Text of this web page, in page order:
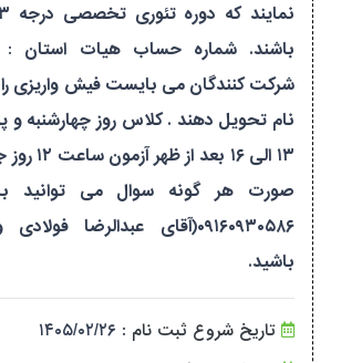
شرکت کنندگان می بایست فیش واریزی
نام تحویل دهند . کلاس روز چهارشنبه
صورت هر گونه سوال می توانید
۰۹۱۶۰۹۳۰۵۸۶(آقای عبدالرضا
باشید.
تاریخ شروع ثبت نام : ۱۴۰۵/۰۲/۲۶